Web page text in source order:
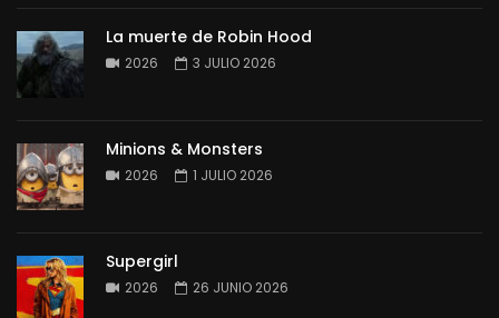
La muerte de Robin Hood
2026 3 JULIO 2026
Minions & Monsters
2026 1 JULIO 2026
Supergirl
2026 26 JUNIO 2026